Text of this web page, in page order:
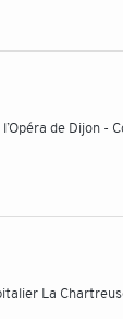
de Dijon
La